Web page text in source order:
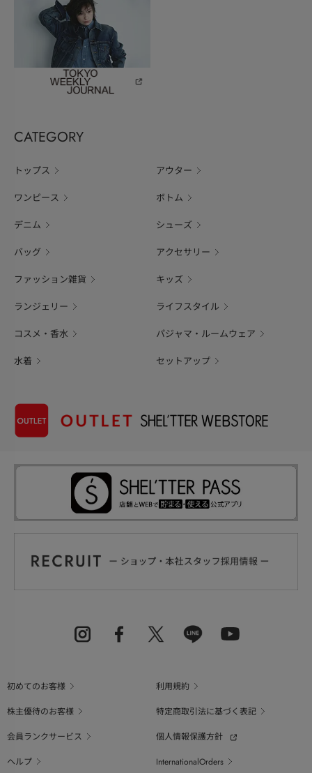
CATEGORY
トップス アウター
ワンピース ボトム
デニム シューズ
バッグ アクセサリー
ファッション雑貨 キッズ
ランジェリー ライフスタイル
コスメ・香水 パジャマ・ルームウェア
水着 セットアップ
初めてのお客様
利用規約
株主優待のお客様
特定商取引法に基づく表記
会員ランクサービス
個人情報保護方針
ヘルプ
InternationalOrders